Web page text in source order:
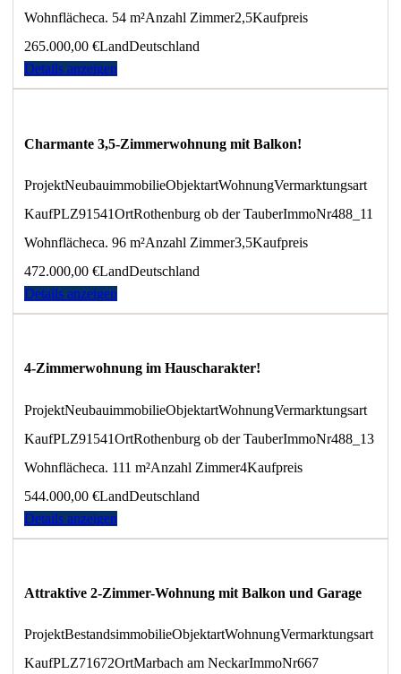
Wohnflächeca. 54 m²Anzahl Zimmer2,5Kaufpreis
265.000,00 €LandDeutschland
Details anzeigen
Charmante 3,5-Zimmerwohnung mit Balkon!
ProjektNeubauimmobilieObjektartWohnungVermarktungsart
KaufPLZ91541OrtRothenburg ob der TauberImmoNr488_11
Wohnflächeca. 96 m²Anzahl Zimmer3,5Kaufpreis
472.000,00 €LandDeutschland
Details anzeigen
4-Zimmerwohnung im Hauscharakter!
ProjektNeubauimmobilieObjektartWohnungVermarktungsart
KaufPLZ91541OrtRothenburg ob der TauberImmoNr488_13
Wohnflächeca. 111 m²Anzahl Zimmer4Kaufpreis
544.000,00 €LandDeutschland
Details anzeigen
Attraktive 2-Zimmer-Wohnung mit Balkon und Garage
ProjektBestandsimmobilieObjektartWohnungVermarktungsart
KaufPLZ71672OrtMarbach am NeckarImmoNr667